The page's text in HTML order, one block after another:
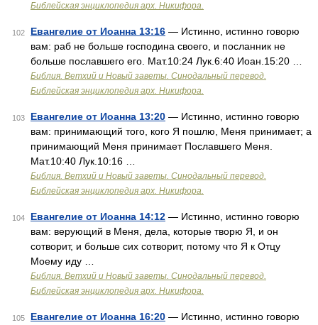
Библейская энциклопедия арх. Никифора.
102 Евангелие от Иоанна 13:16 — Истинно, истинно говорю
вам: раб не больше господина своего, и посланник не
больше пославшего его. Мат.10:24 Лук.6:40 Иоан.15:20 …
Библия. Ветхий и Новый заветы. Синодальный перевод.
Библейская энциклопедия арх. Никифора.
103 Евангелие от Иоанна 13:20 — Истинно, истинно говорю
вам: принимающий того, кого Я пошлю, Меня принимает; а
принимающий Меня принимает Пославшего Меня.
Мат.10:40 Лук.10:16 …
Библия. Ветхий и Новый заветы. Синодальный перевод.
Библейская энциклопедия арх. Никифора.
104 Евангелие от Иоанна 14:12 — Истинно, истинно говорю
вам: верующий в Меня, дела, которые творю Я, и он
сотворит, и больше сих сотворит, потому что Я к Отцу
Моему иду …
Библия. Ветхий и Новый заветы. Синодальный перевод.
Библейская энциклопедия арх. Никифора.
105 Евангелие от Иоанна 16:20 — Истинно, истинно говорю